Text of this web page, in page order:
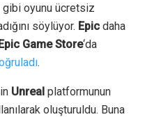
gibi oyunu ücretsiz
söylüyor. Epic daha
Game Store‘da
.
Unreal platformunun
oluşturuldu. Buna